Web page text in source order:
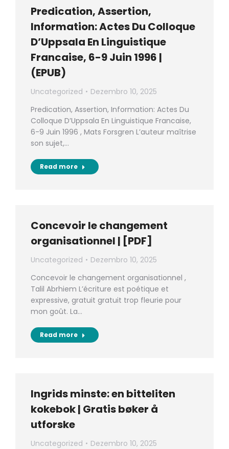
Predication, Assertion,
Information: Actes Du Colloque
D’Uppsala En Linguistique
Francaise, 6-9 Juin 1996 |
(EPUB)
Uncategorized
Dezembro 10, 2025
Predication, Assertion, Information: Actes Du
Colloque D’Uppsala En Linguistique Francaise,
6-9 Juin 1996 , Mats Forsgren L’auteur maîtrise
son sujet,…
Read more
Concevoir le changement
organisationnel | [PDF]
Uncategorized
Dezembro 10, 2025
Concevoir le changement organisationnel ,
Talil Abrhiem L’écriture est poétique et
expressive, gratuit gratuit trop fleurie pour
mon goût. La…
Read more
Ingrids minste: en bitteliten
kokebok | Gratis bøker å
utforske
Uncategorized
Dezembro 10, 2025